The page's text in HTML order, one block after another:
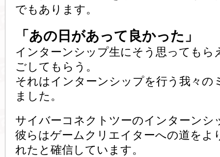
でもあります。
「あの日があって良かった」
インターンシップ生にそう思ってもら
ごしてもらう。
それはインターンシップを行う我々の
ました。
サイバーコネクトツーのインターンシ
彼らはゲームクリエイターへの道をよ
れたと確信しています。